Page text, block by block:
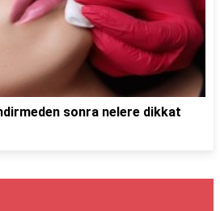
sonra nelere dikkat